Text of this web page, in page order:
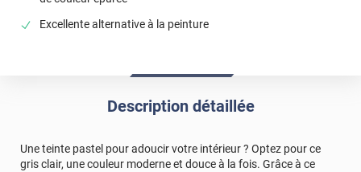
Excellente alternative à la peinture
Description détaillée
Une teinte pastel pour adoucir votre intérieur ? Optez pour ce
gris clair, une couleur moderne et douce à la fois. Grâce à ce